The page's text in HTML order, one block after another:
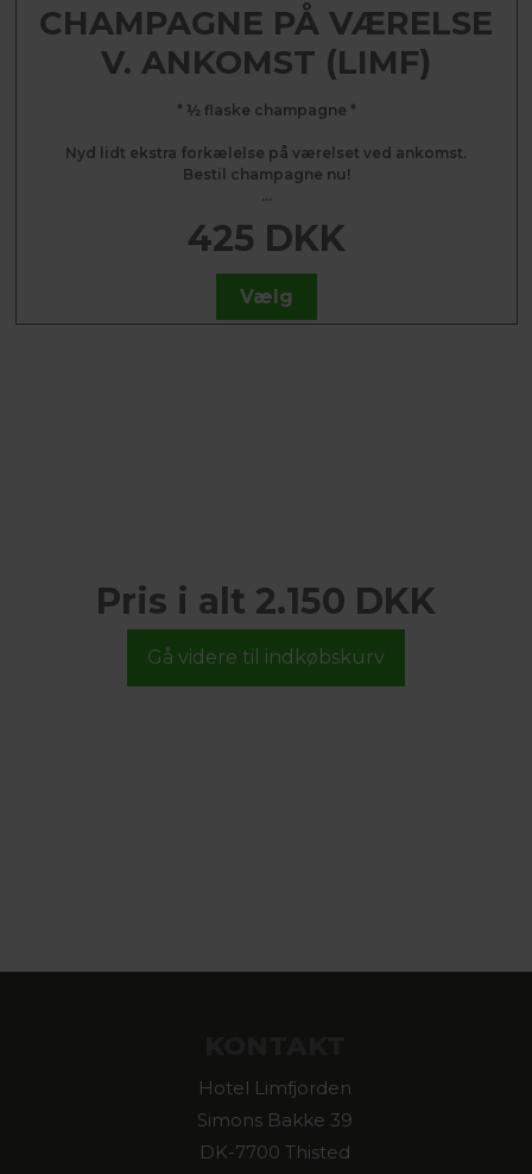
CHAMPAGNE PÅ VÆRELSE
V. ANKOMST (LIMF)
* ½ flaske champagne *
Nyd lidt ekstra forkælelse på værelset ved ankomst.
Bestil champagne nu!
...
425 DKK
Vælg
Pris i alt 2.150 DKK
Hotel Limfjorden
Simons Bakke 39
DK-7700 Thisted